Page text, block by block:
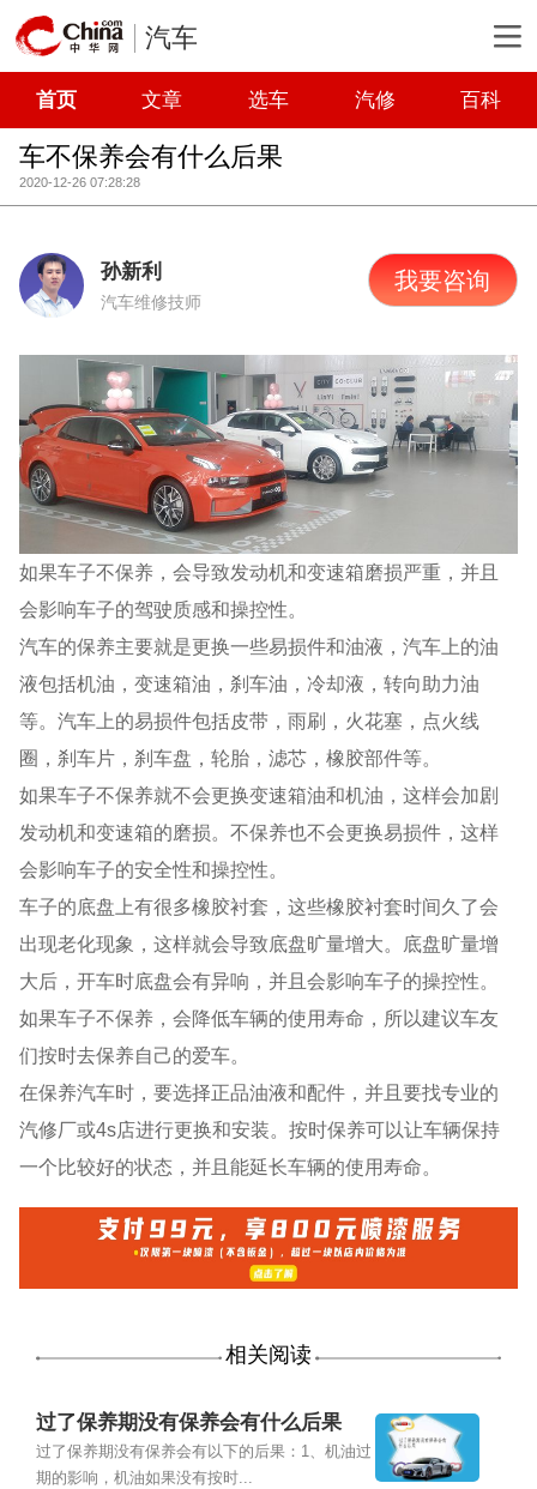
汽车
首页 文章 选车 汽修 百科
车不保养会有什么后果
2020-12-26 07:28:28
孙新利
汽车维修技师
我要咨询
如果车子不保养，会导致发动机和变速箱磨损严重，并且
会影响车子的驾驶质感和操控性。
汽车的保养主要就是更换一些易损件和油液，汽车上的油
液包括机油，变速箱油，刹车油，冷却液，转向助力油
等。汽车上的易损件包括皮带，雨刷，火花塞，点火线
圈，刹车片，刹车盘，轮胎，滤芯，橡胶部件等。
如果车子不保养就不会更换变速箱油和机油，这样会加剧
发动机和变速箱的磨损。不保养也不会更换易损件，这样
会影响车子的安全性和操控性。
车子的底盘上有很多橡胶衬套，这些橡胶衬套时间久了会
出现老化现象，这样就会导致底盘旷量增大。底盘旷量增
大后，开车时底盘会有异响，并且会影响车子的操控性。
如果车子不保养，会降低车辆的使用寿命，所以建议车友
们按时去保养自己的爱车。
在保养汽车时，要选择正品油液和配件，并且要找专业的
汽修厂或4s店进行更换和安装。按时保养可以让车辆保持
一个比较好的状态，并且能延长车辆的使用寿命。
相关阅读
过了保养期没有保养会有什么后果
过了保养期没有保养会有以下的后果：1、机油过
期的影响，机油如果没有按时...